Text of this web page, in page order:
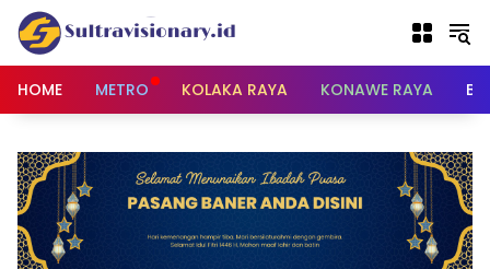
Langsung
konten
HOME
METRO KOLAKA RAYA KONAWE RAYA